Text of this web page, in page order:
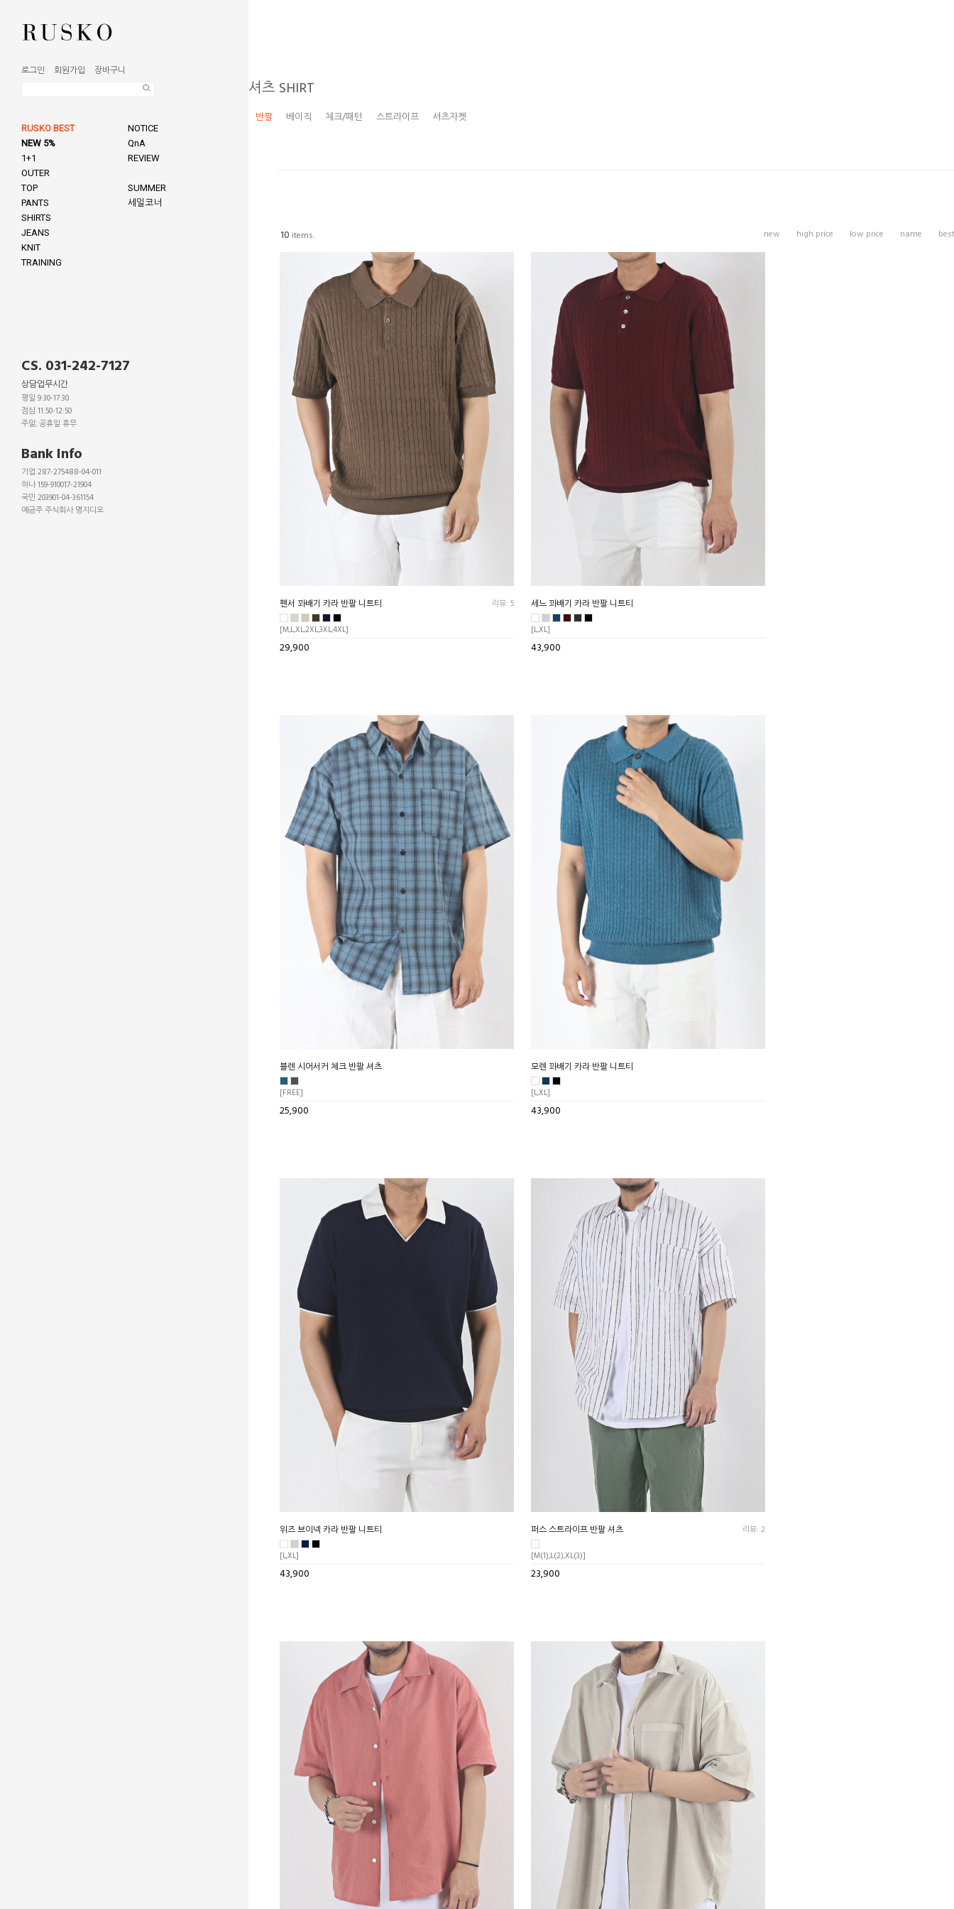
로그인 회원가입 장바구니
RUSKO BEST
NEW 5%
1+1
OUTER
TOP
PANTS
SHIRTS
JEANS
KNIT
TRAINING
NOTICE
QnA
REVIEW
SUMMER
세일코너
CS. 031-242-7127
상담업무시간
평일 9:30-17:30
점심 11:50-12:50
주말, 공휴일 휴무
Bank Info
기업 287-275488-04-011
하나 159-910017-21904
국민 203901-04-361154
예금주 주식회사 명지디오
셔츠 SHIRT
반팔 베이직 체크/패턴 스트라이프 셔츠자켓
new high price low price name best
10 items.
펜서 꽈배기 카라 반팔 니트티 리뷰: 5
[M,L,XL,2XL,3XL,4XL]
29,900
세느 꽈배기 카라 반팔 니트티
[L,XL]
43,900
블렌 시어서커 체크 반팔 셔츠
[FREE]
25,900
모렌 꽈배기 카라 반팔 니트티
[L,XL]
43,900
위즈 브이넥 카라 반팔 니트티
[L,XL]
43,900
퍼스 스트라이프 반팔 셔츠 리뷰: 2
[M(1),L(2),XL(3)]
23,900